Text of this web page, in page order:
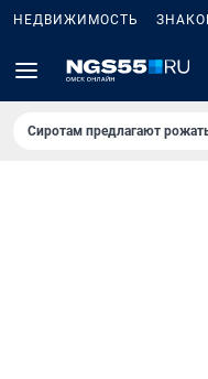
НЕДВИЖИМОСТЬ
Сиротам предлагают